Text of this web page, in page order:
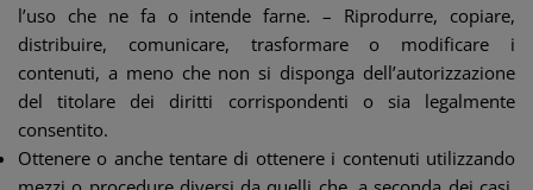
l’uso che ne fa o intende farne. – Riprodurre, copiare,
distribuire, comunicare, trasformare o modificare i
contenuti, a meno che non si disponga dell’autorizzazione
del titolare dei diritti corrispondenti o sia legalmente
consentito.
Ottenere o anche tentare di ottenere i contenuti utilizzando